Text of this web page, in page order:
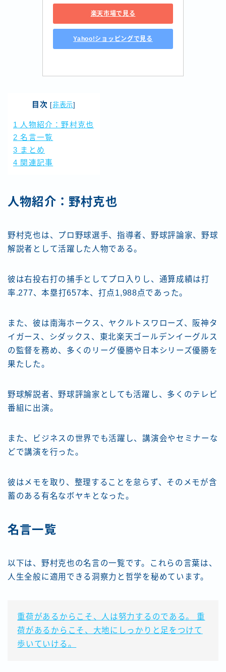
楽天市場で見る
Yahoo!ショッピングで見る
目次 [非表示]
1 人物紹介：野村克也
2 名言一覧
3 まとめ
4 関連記事
人物紹介：野村克也
野村克也は、プロ野球選手、指導者、野球評論家、野球
解説者として活躍した人物である。
彼は右投右打の捕手としてプロ入りし、通算成績は打
率.277、本塁打657本、打点1,988点であった。
また、彼は南海ホークス、ヤクルトスワローズ、阪神タ
イガース、シダックス、東北楽天ゴールデンイーグルス
の監督を務め、多くのリーグ優勝や日本シリーズ優勝を
果たした。
野球解説者、野球評論家としても活躍し、多くのテレビ
番組に出演。
また、ビジネスの世界でも活躍し、講演会やセミナーな
どで講演を行った。
彼はメモを取り、整理することを怠らず、そのメモが含
蓄のある有名なボヤキとなった。
名言一覧
以下は、野村克也の名言の一覧です。これらの言葉は、
人生全般に適用できる洞察力と哲学を秘めています。
重荷があるからこそ、人は努力するのである。 重
荷があるからこそ、大地にしっかりと足をつけて
歩いていける。